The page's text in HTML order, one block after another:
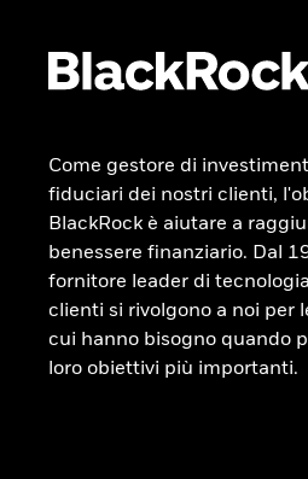
Come gestore di
fiduciari dei nostri clienti,
BlackRock è aiutare a
benessere finanziario. Dal
fornitore leader di
clienti si rivolgono a noi per
cui hanno bisogno quando
loro obiettivi più importanti.